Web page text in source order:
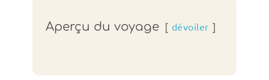
Aperçu du voyage dévoiler